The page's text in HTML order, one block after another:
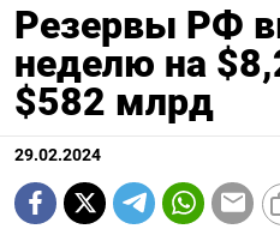
Резервы РФ
неделю на
$582 млрд
29.02.2024